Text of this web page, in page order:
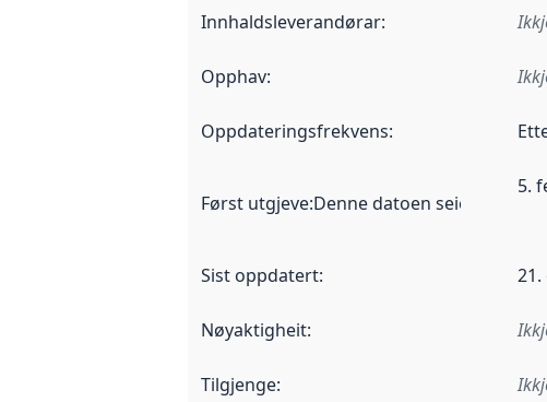
Innhaldsleverandørar:
Opphav:
Oppdateringsfrekvens:
Først utgjeve:Denne datoen seier når
5.
Sist oppdatert:
Nøyaktigheit:
Tilgjenge: